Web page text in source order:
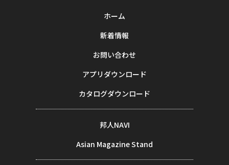
ホーム
新着情報
お問い合わせ
アプリダウンロード
カタログダウンロード
邦人NAVI
Asian Magazine Stand